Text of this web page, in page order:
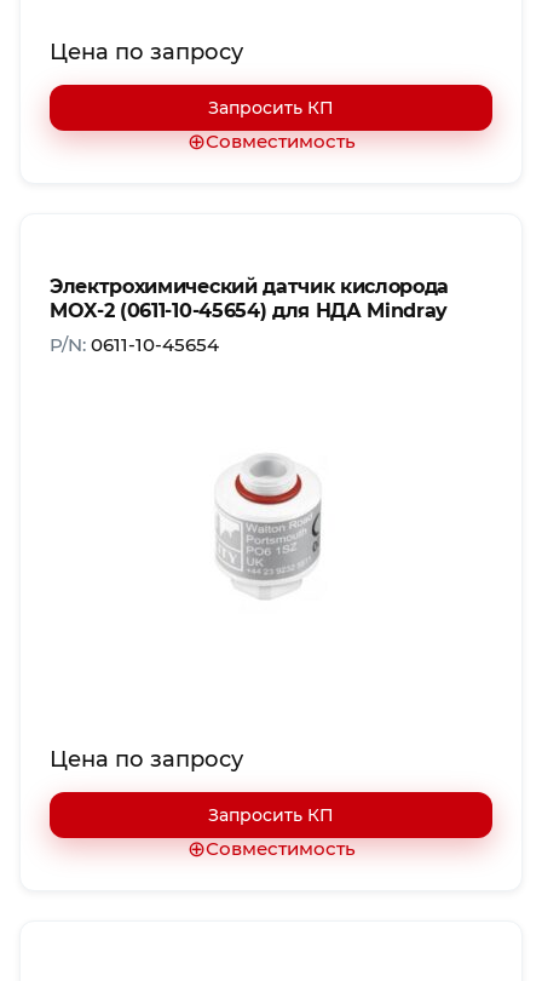
Цена по запросу
Запросить КП
⊕Совместимость
Электрохимический датчик кислорода
MOX-2 (0611-10-45654) для НДА Mindray
P/N: 0611-10-45654
Цена по запросу
Запросить КП
⊕Совместимость